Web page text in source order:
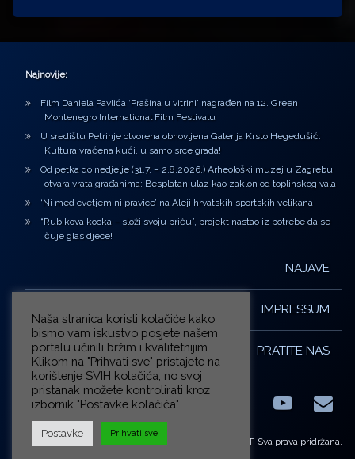
Najnovije:
Film Daniela Pavlića ‘Prašina u vitrini’ nagrađen na 12. Green
Montenegro International Film Festivalu
U središtu Petrinje otvorena obnovljena Galerija Krsto Hegedušić:
Kultura vraćena kući, u samo srce grada!
Od petka do nedjelje (31.7. – 2.8.2026.) Arheološki muzej u Zagrebu
otvara vrata građanima: Besplatan ulaz kao zaklon od toplinskog vala
‘Ni med cvetjem ni pravice’ na Aleji hrvatskih sportskih velikana
“Rubikova kocka – složi svoju priču”, projekt nastao iz potrebe da se
čuje glas djece!
NAJAVE
IMPRESSUM
PRATITE NAS
FacebookLinkedIn E-
© ZG-KULT. Sva prava pridržana.
Naša stranica koristi kolačiće kako
bismo vam iskustvo posjete našem
portalu učinili bržim i kvalitetnijim.
Klikom na "Prihvati sve" pristajete na
korištenje SVIH kolačića, no svoj
pristanak možete kontrolirati kroz
izbornik "Postavke kolačića".
Postavke Prihvati sve